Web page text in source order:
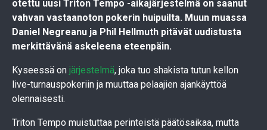
otettu uusi Triton Tempo -aikajärjestelmä on saanut
vahvan vastaanoton pokerin huipuilta. Muun muassa
Daniel Negreanu ja Phil Hellmuth pitävät uudistusta
merkittävänä askeleena eteenpäin.
Kyseessä on järjestelmä, joka tuo shakista tutun kellon
live-turnauspokeriin ja muuttaa pelaajien ajankäyttöä
olennaisesti.
Triton Tempo muistuttaa perinteistä päätösaikaa, mutta